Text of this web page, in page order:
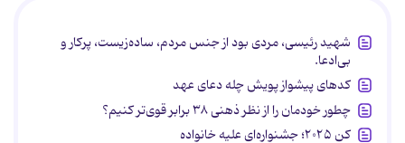
شهید رئیسی، مردی بود از جنس مردم، ساده‌زیست، پرکار و
بی‌ادعا.
کدهای پیشواز پویش چله دعای عهد
چطور خودمان را از نظر ذهنی ۳۸ برابر قوی‌تر کنیم؟
کن ۲۰۲۵؛ جشنواره‌ای علیه خانواده